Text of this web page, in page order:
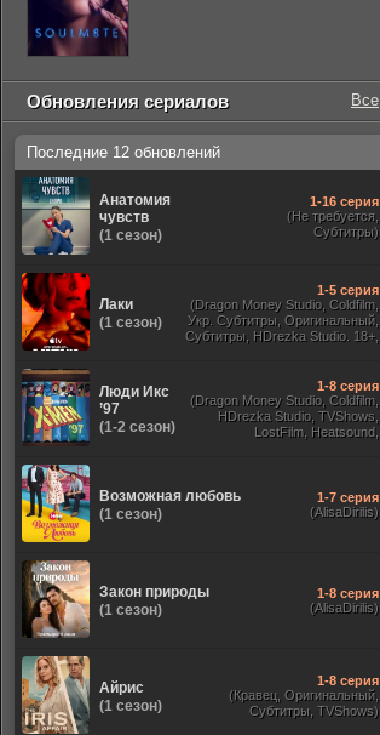
Обновления сериалов Все
Последние 12 обновлений
Анатомия
чувств
(1 сезон)
1-16 серия
(Не требуется,
Субтитры)
Лаки
(1 сезон)
1-5 серия
(Dragon Money Studio, Coldfilm,
Укр. Субтитры, Оригинальный,
Субтитры, HDrezka Studio. 18+,
Люди Икс
’97
(1-2 сезон)
1-8 серия
(Dragon Money Studio, Coldfilm,
HDrezka Studio, TVShows,
LostFilm, Heatsound,
Возможная любовь
(1 сезон)
1-7 серия
(AlisaDirilis)
Закон природы
(1 сезон)
1-8 серия
(AlisaDirilis)
Айрис
(1 сезон)
1-8 серия
(Кравец, Оригинальный,
Субтитры, TVShows)